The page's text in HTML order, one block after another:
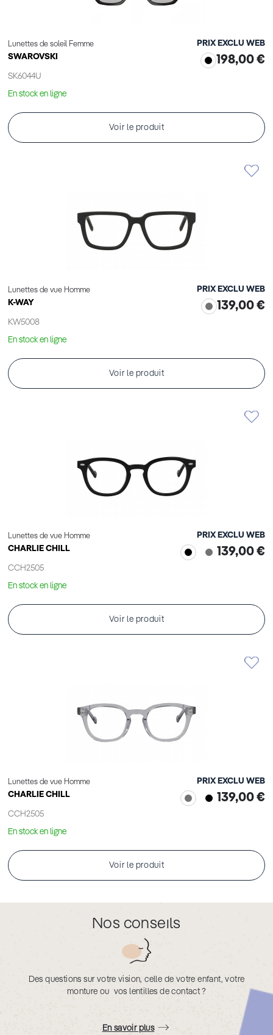
Lunettes de soleil Femme
SWAROVSKI
SK6044U
PRIX EXCLU WEB
198,00 €
En stock en ligne
Voir le produit
Lunettes de vue Homme
K-WAY
KW5008
PRIX EXCLU WEB
139,00 €
En stock en ligne
Voir le produit
Lunettes de vue Homme
CHARLIE CHILL
CCH2505
PRIX EXCLU WEB
139,00 €
En stock en ligne
Voir le produit
Lunettes de vue Homme
CHARLIE CHILL
CCH2505
PRIX EXCLU WEB
139,00 €
En stock en ligne
Voir le produit
Nos conseils
Des questions sur votre vision, celle de votre enfant, votre
monture ou vos lentilles de contact ?
En savoir plus